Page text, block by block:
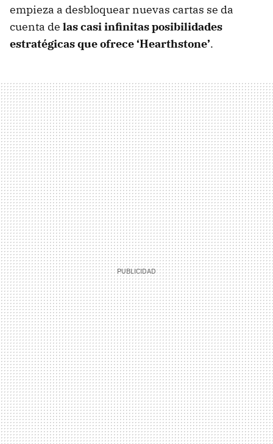
empieza a desbloquear nuevas cartas se da
cuenta de las casi infinitas posibilidades
estratégicas que ofrece ‘Hearthstone’.